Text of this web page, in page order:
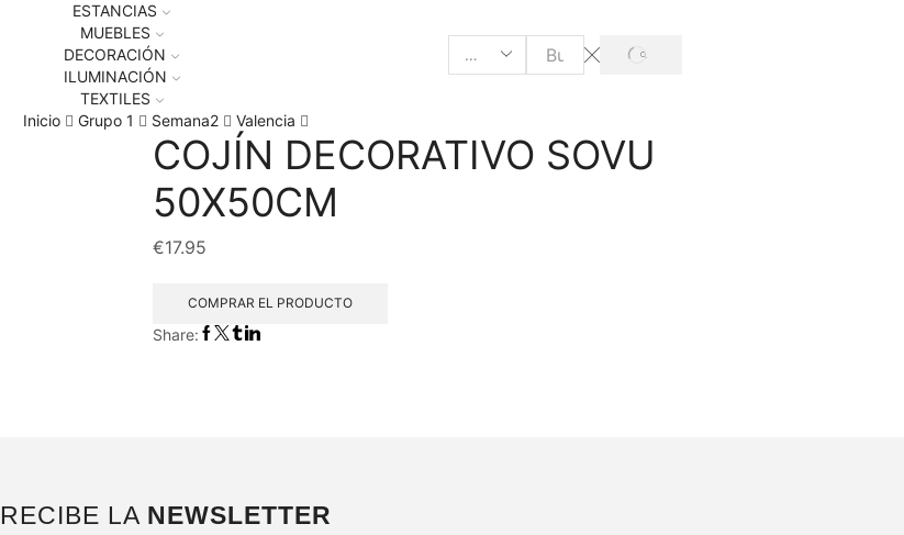
ESTANCIAS
MUEBLES
DECORACIÓN
ILUMINACIÓN
TEXTILES
Inicio
Grupo 1 Semana2 Valencia
COJÍN DECORATIVO SOVU
50X50CM
€17.95
COMPRAR EL PRODUCTO
Share:
RECIBE LA NEWSLETTER